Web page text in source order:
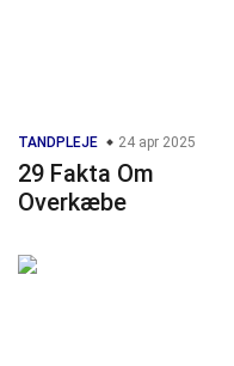
TANDPLEJE 24 apr 2025
29 Fakta Om
Overkæbe